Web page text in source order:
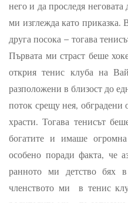
него и да проследя
ми изглежда като приказка.
друга посока – тогава
Първата ми страст беше
открия тенис клуба на
разположени в близост до
поток срещу нея, обградени
храсти. Тогава тенисът
богатите и имаше
особено поради факта, че
ранното ми детство бях
членството ми в тенис